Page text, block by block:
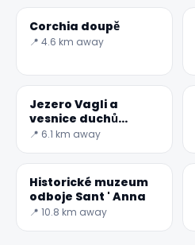
Corchia doupě
📍 4.6 km away
Jezero Vagli a
vesnice duchů
Fabbri ferrai
📍 6.1 km away
Historické muzeum
odboje Sant ' Anna
📍 10.8 km away